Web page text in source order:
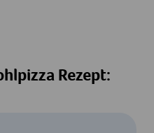
Rezept: